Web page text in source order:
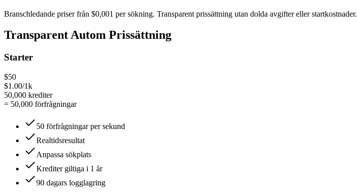
Branschledande priser från $0,001 per sökning. Transparent prissättning utan dolda avgifter eller startkostnader.
Transparent Autom Prissättning
Starter
$50
$1.00/1k
50,000 krediter
= 50,000 förfrågningar
50 förfrågningar per sekund
Realtidsresultat
Anpassa sökplats
Krediter giltiga i 1 år
90 dagars logglagring